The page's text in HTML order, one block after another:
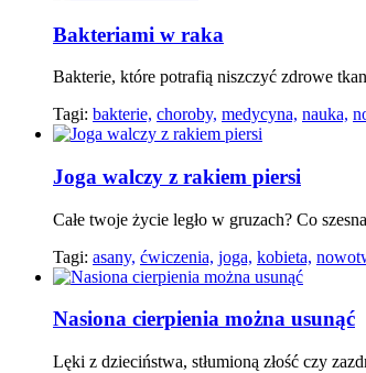
Bakteriami w raka
Bakterie, które potrafią niszczyć zdrowe
Tagi: bakterie, choroby, medycyna, nauka,
Joga walczy z rakiem piersi
Całe twoje życie legło w gruzach? Co
Tagi: asany, ćwiczenia, joga, kobieta,
Nasiona cierpienia można usunąć
Lęki z dzieciństwa, stłumioną złość czy